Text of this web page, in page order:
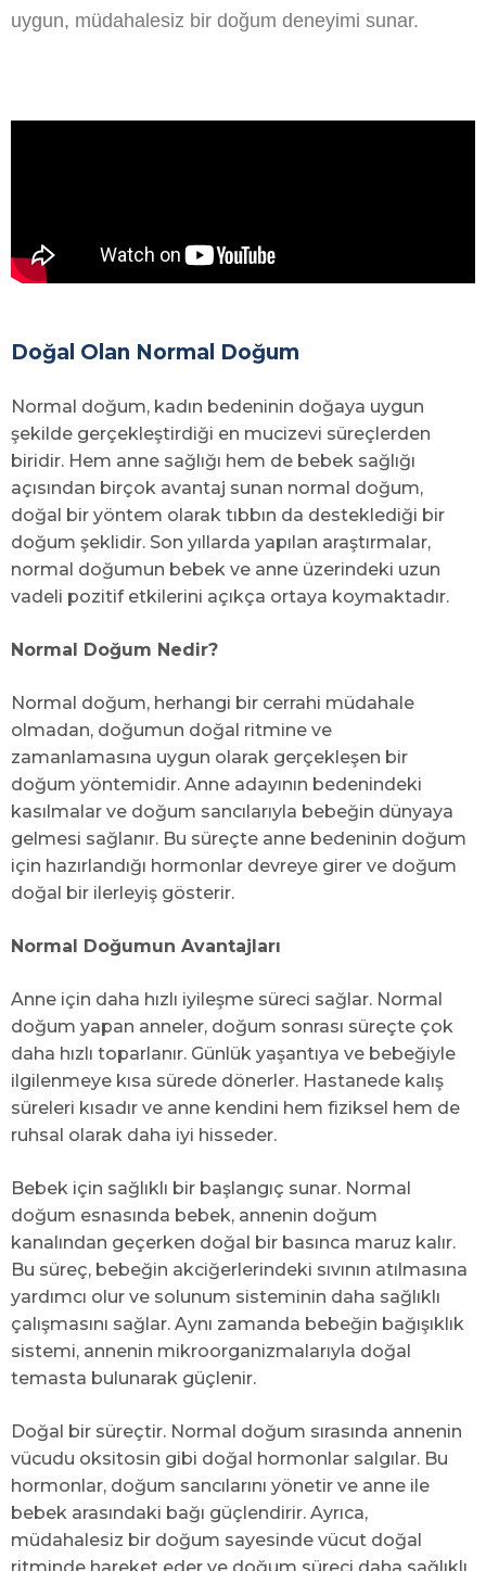
uygun, müdahalesiz bir doğum deneyimi sunar.
Doğal Olan Normal Doğum
Normal doğum, kadın bedeninin doğaya uygun
şekilde gerçekleştirdiği en mucizevi süreçlerden
biridir. Hem anne sağlığı hem de bebek sağlığı
açısından birçok avantaj sunan normal doğum,
doğal bir yöntem olarak tıbbın da desteklediği bir
doğum şeklidir. Son yıllarda yapılan araştırmalar,
normal doğumun bebek ve anne üzerindeki uzun
vadeli pozitif etkilerini açıkça ortaya koymaktadır.
Normal Doğum Nedir?
Normal doğum, herhangi bir cerrahi müdahale
olmadan, doğumun doğal ritmine ve
zamanlamasına uygun olarak gerçekleşen bir
doğum yöntemidir. Anne adayının bedenindeki
kasılmalar ve doğum sancılarıyla bebeğin dünyaya
gelmesi sağlanır. Bu süreçte anne bedeninin doğum
için hazırlandığı hormonlar devreye girer ve doğum
doğal bir ilerleyiş gösterir.
Normal Doğumun Avantajları
Anne için daha hızlı iyileşme süreci sağlar. Normal
doğum yapan anneler, doğum sonrası süreçte çok
daha hızlı toparlanır. Günlük yaşantıya ve bebeğiyle
ilgilenmeye kısa sürede dönerler. Hastanede kalış
süreleri kısadır ve anne kendini hem fiziksel hem de
ruhsal olarak daha iyi hisseder.
Bebek için sağlıklı bir başlangıç sunar. Normal
doğum esnasında bebek, annenin doğum
kanalından geçerken doğal bir basınca maruz kalır.
Bu süreç, bebeğin akciğerlerindeki sıvının atılmasına
yardımcı olur ve solunum sisteminin daha sağlıklı
çalışmasını sağlar. Aynı zamanda bebeğin bağışıklık
sistemi, annenin mikroorganizmalarıyla doğal
temasta bulunarak güçlenir.
Doğal bir süreçtir. Normal doğum sırasında annenin
vücudu oksitosin gibi doğal hormonlar salgılar. Bu
hormonlar, doğum sancılarını yönetir ve anne ile
bebek arasındaki bağı güçlendirir. Ayrıca,
müdahalesiz bir doğum sayesinde vücut doğal